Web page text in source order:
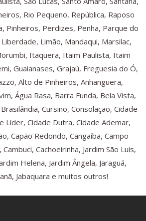
Rio Pequeno, República, Raposo
Pinheiros, Perdizes, Penha, Parque do
Limão, Mandaqui, Marsilac,
Itaquera, Itaim Paulista, Itaim
Guaianases, Grajaú, Freguesia do Ó,
Alto de Pinheiros, Anhanguera,
Água Rasa, Barra Funda, Bela Vista,
Cursino, Consolação, Cidade
Líder, Cidade Dutra, Cidade Ademar,
Capão Redondo, Cangaíba, Campo
Cachoeirinha, Jardim São Luis,
Helena, Jardim Ângela, Jaraguá,
Jabaquara e muitos outros!